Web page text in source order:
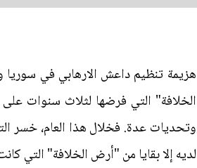
الخلافة" التي فرضها لثلاث سنوات على
وتحديات عدة. فخلال هذا العام، خسر
لديه إلا بقايا من "أرض الخلافة" التي